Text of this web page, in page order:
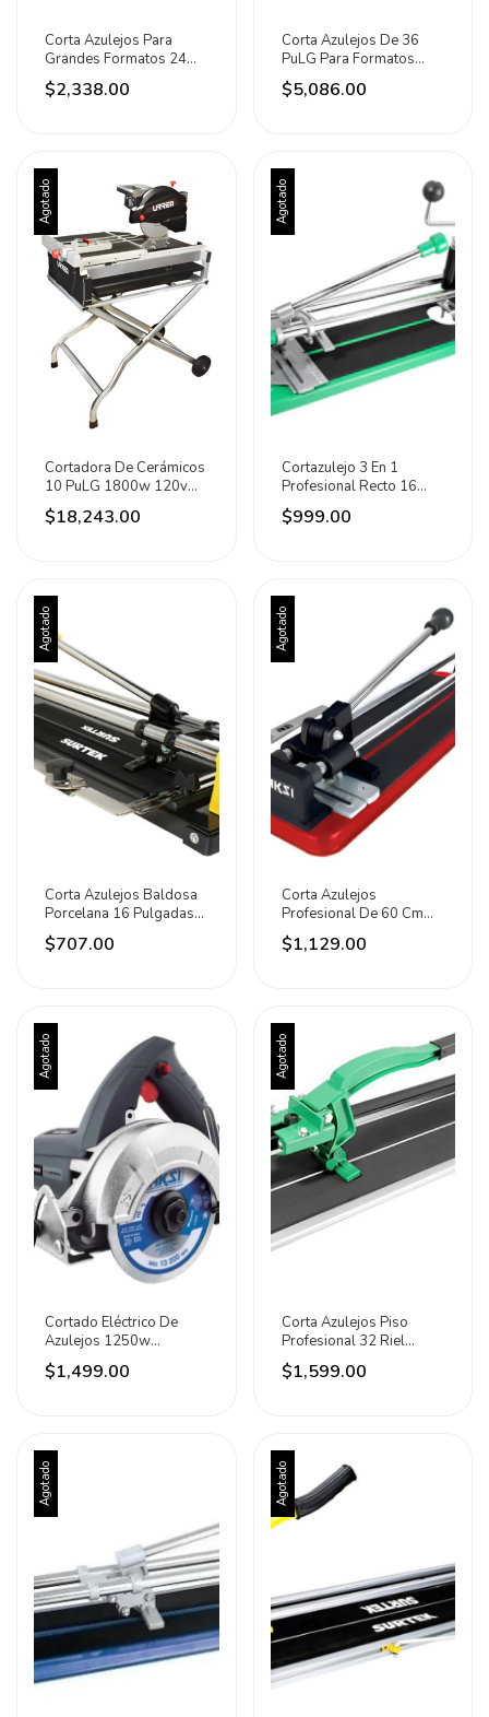
Corta Azulejos Para
Grandes Formatos 24
Pulgadas Surtek
$2,338.00
Corta Azulejos De 36
PuLG Para Formatos
Grandes Marca Urrea
$5,086.00
Agotado
Cortadora De Cerámicos
10 PuLG 1800w 120v
4000rpm Urrea
$18,243.00
Agotado
Cortazulejo 3 En 1
Profesional Recto 16
Pulgadas Lion Tools
$999.00
Agotado
Corta Azulejos Baldosa
Porcelana 16 Pulgadas
Surtek
$707.00
Agotado
Corta Azulejos
Profesional De 60 Cm
C/baleros 104332 Aksi
$1,129.00
Agotado
Cortado Eléctrico De
Azulejos 1250w
Industrial 4 1/2 Aksi
$1,499.00
Agotado
Corta Azulejos Piso
Profesional 32 Riel
Acero Lion Tools
$1,599.00
Agotado Agotado